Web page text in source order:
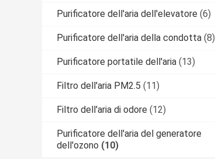
Purificatore dell'aria dell'elevatore (6)
Purificatore dell'aria della condotta (8)
Purificatore portatile dell'aria (13)
Filtro dell'aria PM2.5 (11)
Filtro dell'aria di odore (12)
Purificatore dell'aria del generatore
dell'ozono (10)